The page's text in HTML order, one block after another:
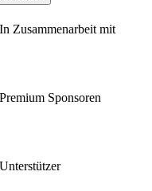
In Zusammenarbeit mit
Premium Sponsoren
Unterstützer